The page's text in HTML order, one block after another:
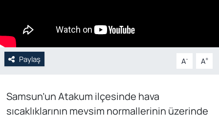
Paylaş A- A+
Samsun’un Atakum ilçesinde hava
sıcaklıklarının mevsim normallerinin üzerinde
POLİTİKA
Siyaset
Web Tv